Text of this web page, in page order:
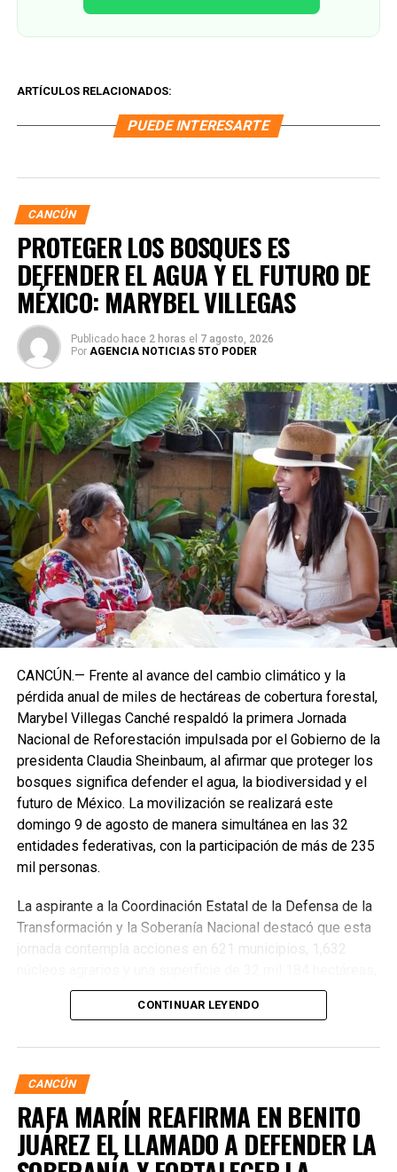
ARTÍCULOS RELACIONADOS:
PUEDE INTERESARTE
CANCÚN
PROTEGER LOS BOSQUES ES
DEFENDER EL AGUA Y EL FUTURO DE
MÉXICO: MARYBEL VILLEGAS
Publicado hace 2 horas el 7 agosto, 2026
Por AGENCIA NOTICIAS 5TO PODER
CANCÚN.— Frente al avance del cambio climático y la
pérdida anual de miles de hectáreas de cobertura forestal,
Marybel Villegas Canché respaldó la primera Jornada
Nacional de Reforestación impulsada por el Gobierno de la
presidenta Claudia Sheinbaum, al afirmar que proteger los
bosques significa defender el agua, la biodiversidad y el
futuro de México. La movilización se realizará este
domingo 9 de agosto de manera simultánea en las 32
entidades federativas, con la participación de más de 235
mil personas.
La aspirante a la Coordinación Estatal de la Defensa de la
Transformación y la Soberanía Nacional destacó que esta
jornada contempla acciones en 621 municipios, 1,632
donde se plantarán más de 6.6 millones de árboles,
arbustos y plantas herbáceas, además de la dispersión de
desafíos ambientales del país, que cada año pierde más
de 203 mil hectáreas por deforestación y enfrenta daños
por incendios, plagas y enfermedades.
CONTINUAR LEYENDO
CANCÚN
RAFA MARÍN REAFIRMA EN BENITO
JUÁREZ EL LLAMADO A DEFENDER LA